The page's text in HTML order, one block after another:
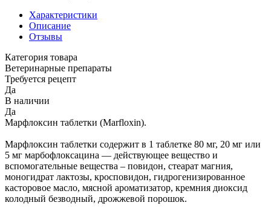
Характеристики
Описание
Отзывы
Категория товара
Ветеринарные препараты
Требуется рецепт
Да
В наличии
Да
Марфлоксин таблетки (Marfloxin).
Марфлоксин таблетки содержит в 1 таблетке 80 мг, 20 мг или
5 мг марбофлоксацина — действующее вещество и
вспомогательные вещества – повидон, стеарат магния,
моногидрат лактозы, кросповидон, гидрогенизированное
касторовое масло, мясной ароматизатор, кремния диоксид
колодный безводный, дрожжевой порошок.